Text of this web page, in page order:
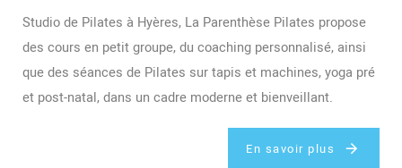
Studio de Pilates à Hyères, La Parenthèse Pilates propose
des cours en petit groupe, du coaching personnalisé, ainsi
que des séances de Pilates sur tapis et machines, yoga pré
et post-natal, dans un cadre moderne et bienveillant.
En savoir plus